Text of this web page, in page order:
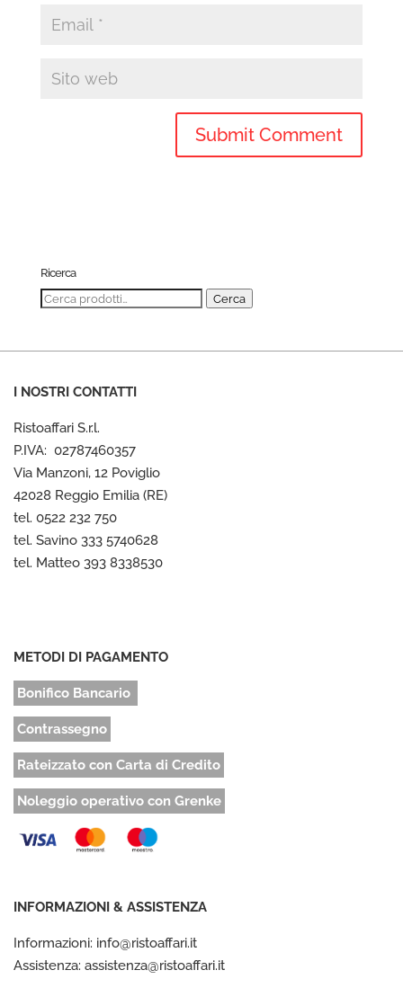
Ricerca
Cerca: Cerca
I NOSTRI CONTATTI
Ristoaffari S.r.l.
P.IVA: 02787460357
Via Manzoni, 12 Poviglio
42028 Reggio Emilia (RE)
tel. 0522 232 750
tel. Savino 333 5740628
tel. Matteo 393 8338530
METODI DI PAGAMENTO
Bonifico Bancario
Contrassegno
Rateizzato con Carta di Credito
Noleggio operativo con Grenke
INFORMAZIONI & ASSISTENZA
Informazioni: info@ristoaffari.it
Assistenza: assistenza@ristoaffari.it